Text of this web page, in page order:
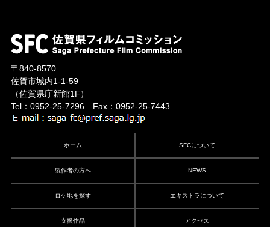
〒840-8570
佐賀市城内1-1-59
（佐賀県庁新館1F）
Tel： 0952-25-7296Fax：0952-25-7443
ホーム SFCについて
製作者の方へ NEWS
ロケ地を探す エキストラについて
支援作品 アクセス